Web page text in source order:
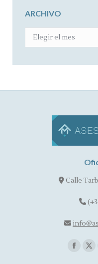
ARCHIVO
ARCHIVO
Calle
X